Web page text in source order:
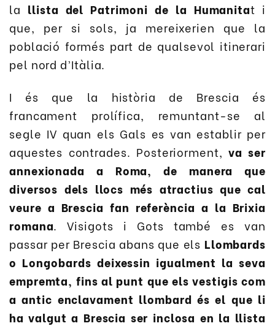
la llista del Patrimoni de la Humanitat i
que, per si sols, ja mereixerien que la
població formés part de qualsevol itinerari
pel nord d’Itàlia.
I és que la història de Brescia és
francament prolífica, remuntant-se al
segle IV quan els Gals es van establir per
aquestes contrades. Posteriorment,va ser
annexionada a Roma, de manera que
diversos dels llocs més atractius que cal
veure a Brescia fan referència a la Brixia
romana. Visigots i Gots també es van
passar per Brescia abans que els Llombards
o Longobards deixessin igualment la seva
empremta, fins al punt que els vestigis com
a antic enclavament llombard és el que li
ha valgut a Brescia ser inclosa en la llista